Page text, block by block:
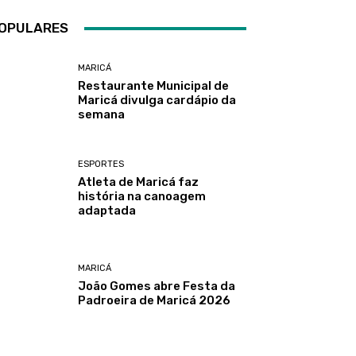
MARICÁ
Restaurante Municipal de
Maricá divulga cardápio da
semana
ESPORTES
Atleta de Maricá faz
história na canoagem
adaptada
MARICÁ
João Gomes abre Festa da
Padroeira de Maricá 2026